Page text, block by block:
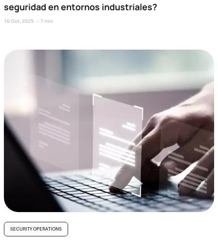
seguridad en entornos industriales?
16 Oct, 2025 7 min
SECURITY OPERATIONS